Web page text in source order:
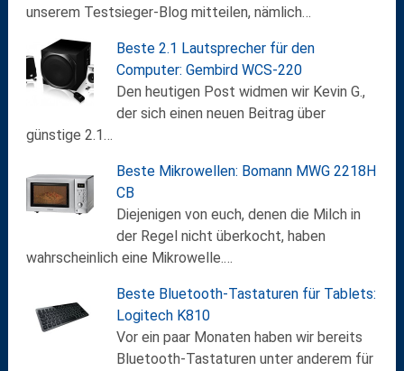
unserem Testsieger-Blog mitteilen, nämlich…
Beste 2.1 Lautsprecher für den
Computer: Gembird WCS-220
Den heutigen Post widmen wir Kevin G.,
der sich einen neuen Beitrag über
günstige 2.1…
Beste Mikrowellen: Bomann MWG 2218H
CB
Diejenigen von euch, denen die Milch in
der Regel nicht überkocht, haben
wahrscheinlich eine Mikrowelle.…
Beste Bluetooth-Tastaturen für Tablets:
Logitech K810
Vor ein paar Monaten haben wir bereits
Bluetooth-Tastaturen unter anderem für